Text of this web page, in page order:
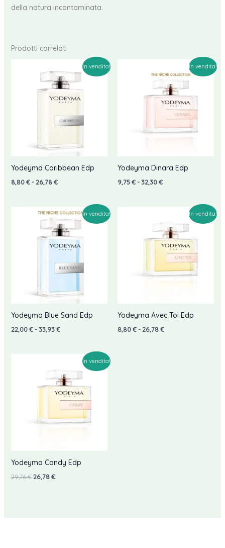
della natura incontaminata.
Prodotti correlati
In vendita!
Yodeyma Caribbean Edp
8,80€ - 26,78€Fascia
8,80 €
a
26,78 €
In vendita!
Yodeyma Dinara Edp
9,75€-32,30€Fascia
32,30 €
In vendita!
Yodeyma Blue Sand Edp
22,00€ - 33,93€Fascia
33,93 €
In vendita!
Yodeyma Avec Toi Edp
8,80€-26,78€Fascia
In vendita!
Yodeyma Candy Edp
29,76€ Il
26,78€Il